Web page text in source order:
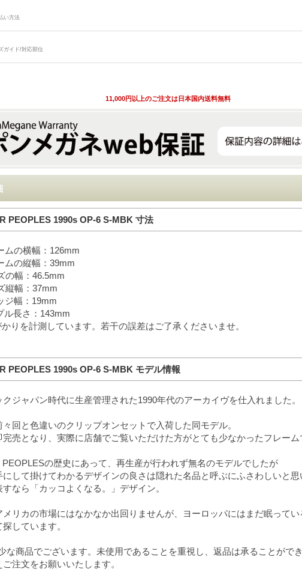
い方法
ガイド/対応部位
11,000円以上のご注文は日本国内送料無料
PEOPLES 1990s OP-6 S-MBK 寸法
ムの横幅：126mm
ムの縦幅：39mm
の幅：46.5mm
縦幅：37mm
ジ幅：19mm
ル長さ：143mm
りを計測しています。若干の誤差はご了承くださいませ。
PEOPLES 1990s OP-6 S-MBK モデル情報
クジャパン時代に生産管理された1990年代のアーカイヴを仕入れました。
回と色違いのクリップオンセットで入荷した同モデル。
完売となり、実際に店舗でご覧いただけた方がとても少なかったフレーム
PEOPLESの歴史にあって、再生産が行われず無名のモデルでしたが
にして掛けてわかるデザインの良さは隠れた名品と呼ぶにふさわしいと思
なら「カッコよくなる。」デザイン。
メリカの市場にはなかなか出回りませんが、ヨーロッパにはまだ眠ってい
しています。
な商品でございます。未使用であることを重視し、返品は承ることがで
注文をお願いいたします。